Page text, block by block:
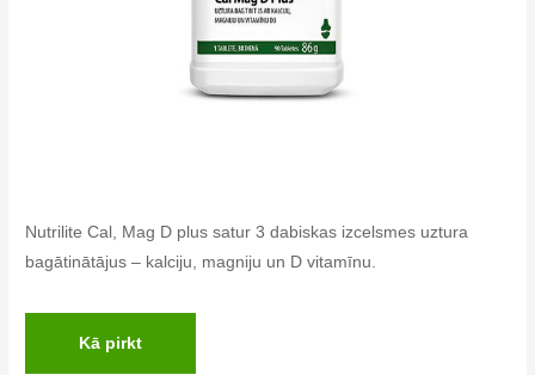
Nutrilite Cal, Mag D plus satur 3 dabiskas izcelsmes uztura
bagātinātājus – kalciju, magniju un D vitamīnu.
Kā pirkt